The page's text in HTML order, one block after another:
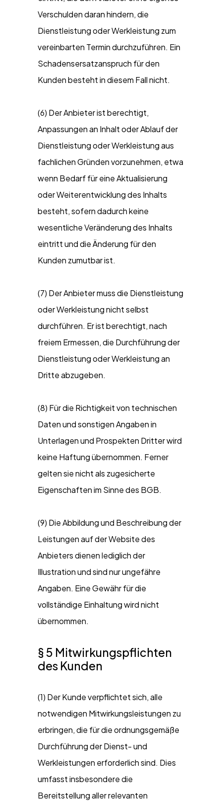
Verschulden daran hindern, die
Dienstleistung oder Werkleistung zum
vereinbarten Termin durchzuführen. Ein
Schadensersatzanspruch für den
Kunden besteht in diesem Fall nicht.
(6) Der Anbieter ist berechtigt,
Anpassungen an Inhalt oder Ablauf der
Dienstleistung oder Werkleistung aus
fachlichen Gründen vorzunehmen, etwa
wenn Bedarf für eine Aktualisierung
oder Weiterentwicklung des Inhalts
besteht, sofern dadurch keine
wesentliche Veränderung des Inhalts
eintritt und die Änderung für den
Kunden zumutbar ist.
(7) Der Anbieter muss die Dienstleistung
oder Werkleistung nicht selbst
durchführen. Er ist berechtigt, nach
freiem Ermessen, die Durchführung der
Dienstleistung oder Werkleistung an
Dritte abzugeben.
(8) Für die Richtigkeit von technischen
Daten und sonstigen Angaben in
Unterlagen und Prospekten Dritter wird
keine Haftung übernommen. Ferner
gelten sie nicht als zugesicherte
Eigenschaften im Sinne des BGB.
(9) Die Abbildung und Beschreibung der
Leistungen auf der Website des
Anbieters dienen lediglich der
Illustration und sind nur ungefähre
Angaben. Eine Gewähr für die
vollständige Einhaltung wird nicht
übernommen.
§ 5 Mitwirkungspflichten
des Kunden
(1) Der Kunde verpflichtet sich, alle
notwendigen Mitwirkungsleistungen zu
erbringen, die für die ordnungsgemäße
Durchführung der Dienst- und
Werkleistungen erforderlich sind. Dies
umfasst insbesondere die
Bereitstellung aller relevanten